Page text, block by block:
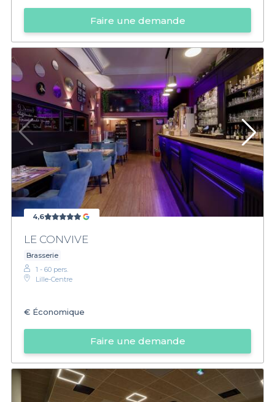
Faire une demande
4,6
LE CONVIVE
Brasserie
1 - 60 pers.
Lille-Centre
€ Économique
Faire une demande